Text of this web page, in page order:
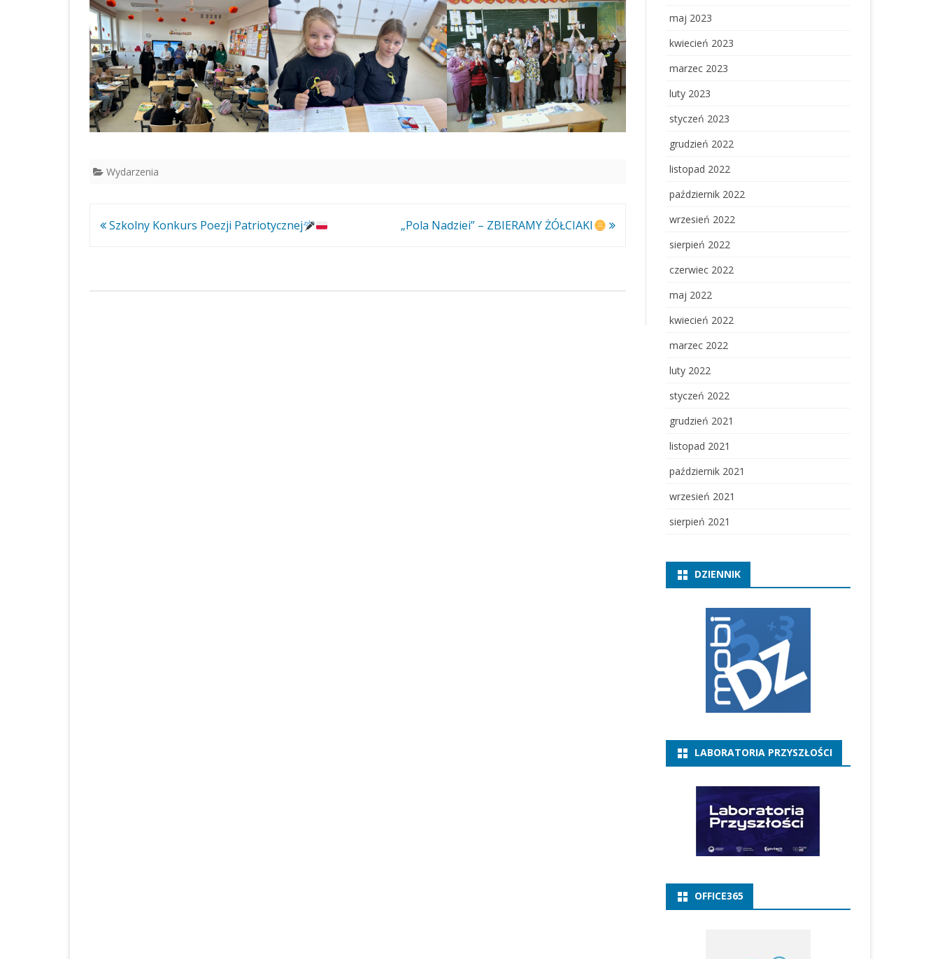
Wydarzenia
Nawigacja
Szkolny Konkurs Poezji Patriotycznej „Pola Nadziei” – ZBIERAMY ŻÓŁCIAKI
maj 2023
kwiecień 2023
marzec 2023
luty 2023
styczeń 2023
grudzień 2022
listopad 2022
październik 2022
wrzesień 2022
sierpień 2022
czerwiec 2022
maj 2022
kwiecień 2022
marzec 2022
luty 2022
styczeń 2022
grudzień 2021
listopad 2021
październik 2021
wrzesień 2021
sierpień 2021
DZIENNIK
LABORATORIA PRZYSZŁOŚCI
OFFICE365